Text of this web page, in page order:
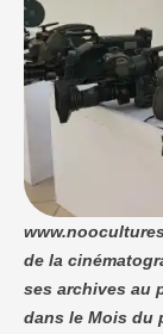
de la
ses archives au
dans le Mois du